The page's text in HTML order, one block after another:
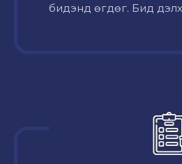
бидэнд өгдөг. Бид